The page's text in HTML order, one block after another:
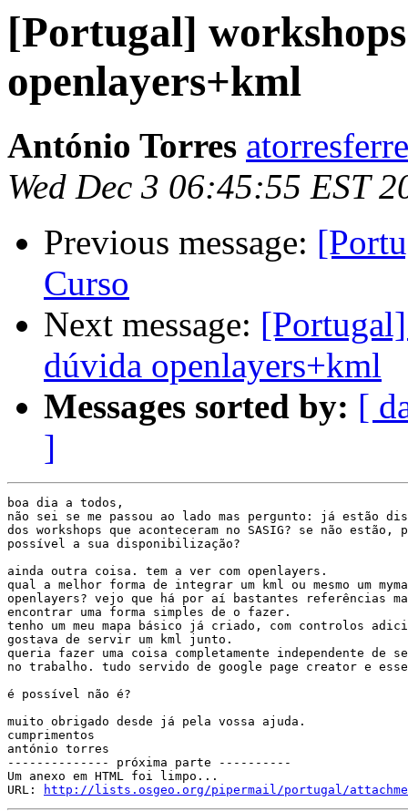
[Portugal]
openlayers+kml
António Torres
Wed Dec 3 06:45:55 EST
Previous message:
Curso
Next message:
dúvida openlayers+kml
Messages sorted by: [
]
boa dia a todos,
não sei se me passou ao lado mas pergunto: já estão
dos workshops que aconteceram no SASIG? se não estão,
possível a sua disponibilização?
ainda outra coisa. tem a ver com openlayers.
qual a melhor forma de integrar um kml ou mesmo um
openlayers? vejo que há por aí bastantes referências
encontrar uma forma simples de o fazer.
tenho um meu mapa básico já criado, com controlos
gostava de servir um kml junto.
queria fazer uma coisa completamente independente de
no trabalho. tudo servido de google page creator e
é possível não é?
muito obrigado desde já pela vossa ajuda.
cumprimentos
antónio torres
-------------- próxima parte ----------
Um anexo em HTML foi limpo...
URL:
http://lists.osgeo.org/pipermail/portugal/